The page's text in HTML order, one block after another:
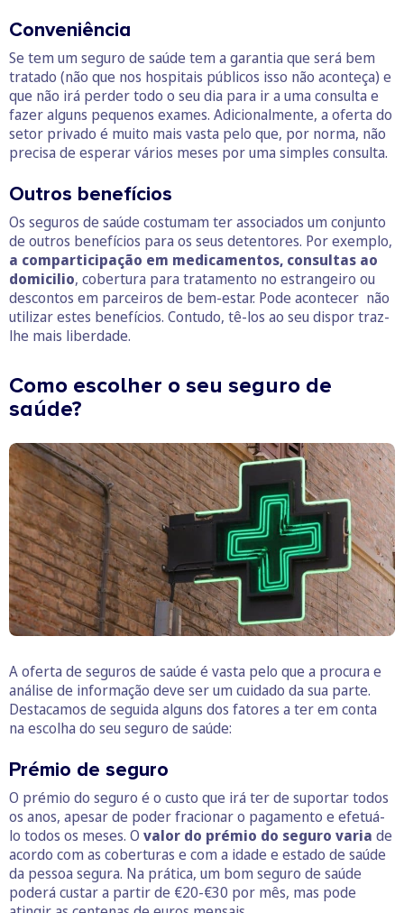
Conveniência
Se tem um seguro de saúde tem a garantia que será bem
tratado (não que nos hospitais públicos isso não aconteça) e
que não irá perder todo o seu dia para ir a uma consulta e
fazer alguns pequenos exames. Adicionalmente, a oferta do
setor privado é muito mais vasta pelo que, por norma, não
precisa de esperar vários meses por uma simples consulta.
Outros benefícios
Os seguros de saúde costumam ter associados um conjunto
de outros benefícios para os seus detentores. Por exemplo,
a comparticipação em medicamentos, consultas ao
domicilio, cobertura para tratamento no estrangeiro ou
descontos em parceiros de bem-estar. Pode acontecer não
utilizar estes benefícios. Contudo, tê-los ao seu dispor traz-
lhe mais liberdade.
Como escolher o seu seguro de
saúde?
A oferta de seguros de saúde é vasta pelo que a procura e
análise de informação deve ser um cuidado da sua parte.
Destacamos de seguida alguns dos fatores a ter em conta
na escolha do seu seguro de saúde:
Prémio de seguro
O prémio do seguro é o custo que irá ter de suportar todos
os anos, apesar de poder fracionar o pagamento e efetuá-
lo todos os meses. O valor do prémio do seguro varia de
acordo com as coberturas e com a idade e estado de saúde
da pessoa segura. Na prática, um bom seguro de saúde
poderá custar a partir de €20-€30 por mês, mas pode